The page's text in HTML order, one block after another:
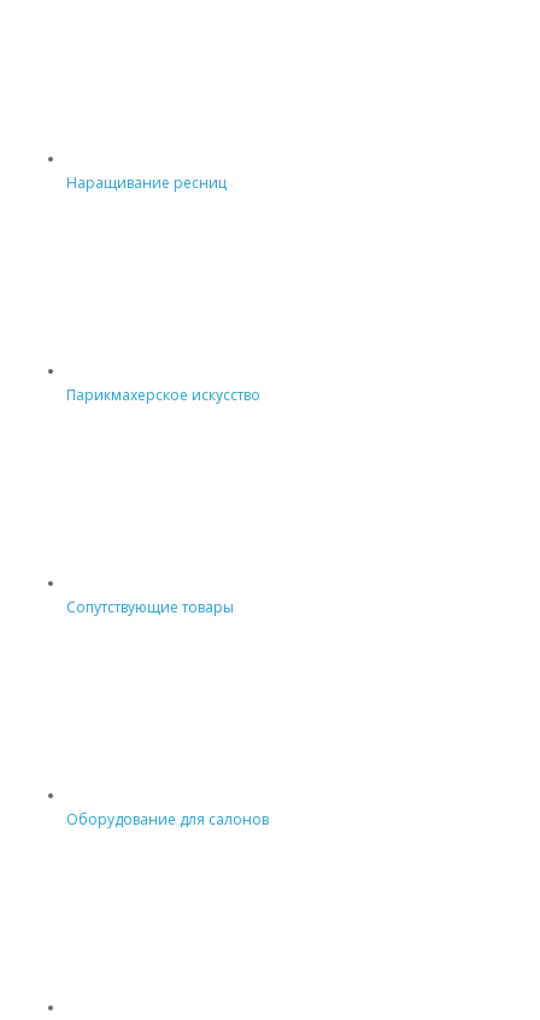
Наращивание ресниц
Парикмахерское искусство
Сопутствующие товары
Оборудование для салонов